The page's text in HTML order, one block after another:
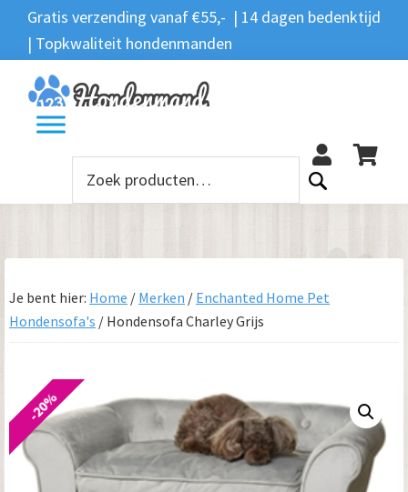
Spring
naar
de
hoofdnavigatie
Door
naar
de
hoofd
inhoud
Spring
naar
de
voettekst
Gratis verzending vanaf €55,- | 14 dagen bedenktijd
| Topkwaliteit hondenmanden
Zoeken
Zoeken
naar:
Je bent hier: Home / Merken / Enchanted Home Pet
Hondensofa's / Hondensofa Charley Grijs
-20%